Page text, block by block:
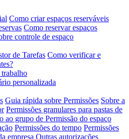
Como criar espaços reserváveis
Como reservar espaços
controle de espaço
de Tarefas Como verificar e
trabalho
personalizada
Guia rápida sobre Permissões Sobre a
Permissões granulares para pastas de
ao grupo de Permissão do espaço
Permissões do tempo Permissões
empresa Outras autorizações